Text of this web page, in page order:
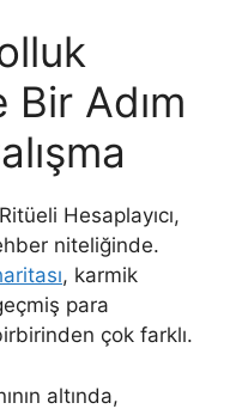
Bir Adım
Hesaplayıcı,
niteliğinde.
, karmik
para
çok farklı.
altında,